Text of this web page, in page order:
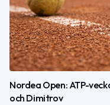
Nordea Open: ATP-
och Dimitrov